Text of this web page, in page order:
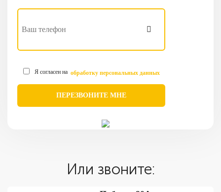
Я согласен на обработку персональных данных
Или звоните: